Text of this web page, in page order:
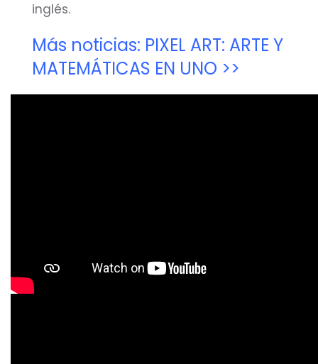
inglés.
Más noticias: PIXEL ART: ARTE Y
MATEMÁTICAS EN UNO >>